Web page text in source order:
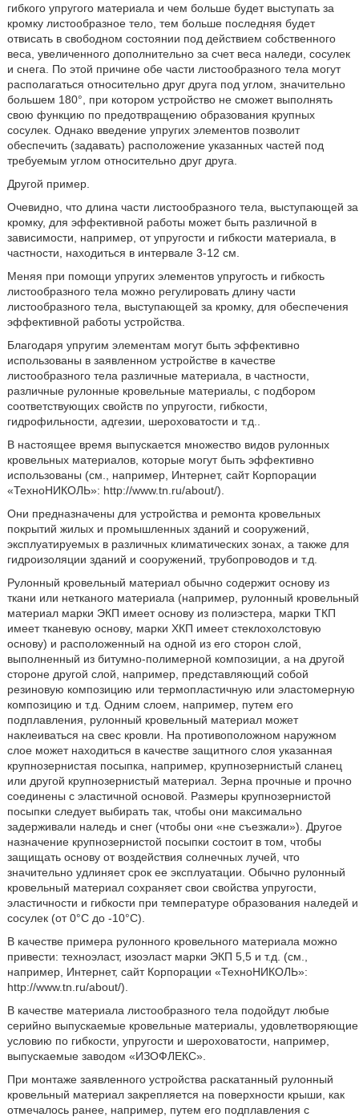
гибкого упругого материала и чем больше будет выступать за
кромку листообразное тело, тем больше последняя будет
отвисать в свободном состоянии под действием собственного
веса, увеличенного дополнительно за счет веса наледи, сосулек
и снега. По этой причине обе части листообразного тела могут
располагаться относительно друг друга под углом, значительно
большем 180°, при котором устройство не сможет выполнять
свою функцию по предотвращению образования крупных
сосулек. Однако введение упругих элементов позволит
обеспечить (задавать) расположение указанных частей под
требуемым углом относительно друг друга.
Другой пример.
Очевидно, что длина части листообразного тела, выступающей за
кромку, для эффективной работы может быть различной в
зависимости, например, от упругости и гибкости материала, в
частности, находиться в интервале 3-12 см.
Меняя при помощи упругих элементов упругость и гибкость
листообразного тела можно регулировать длину части
листообразного тела, выступающей за кромку, для обеспечения
эффективной работы устройства.
Благодаря упругим элементам могут быть эффективно
использованы в заявленном устройстве в качестве
листообразного тела различные материала, в частности,
различные рулонные кровельные материалы, с подбором
соответствующих свойств по упругости, гибкости,
гидрофильности, адгезии, шероховатости и т.д..
В настоящее время выпускается множество видов рулонных
кровельных материалов, которые могут быть эффективно
использованы (см., например, Интернет, сайт Корпорации
«ТехноНИКОЛЬ»: http://www.tn.ru/about/).
Они предназначены для устройства и ремонта кровельных
покрытий жилых и промышленных зданий и сооружений,
эксплуатируемых в различных климатических зонах, а также для
гидроизоляции зданий и сооружений, трубопроводов и т.д.
Рулонный кровельный материал обычно содержит основу из
ткани или нетканого материала (например, рулонный кровельный
материал марки ЭКП имеет основу из полиэстера, марки ТКП
имеет тканевую основу, марки ХКП имеет стеклохолстовую
основу) и расположенный на одной из его сторон слой,
выполненный из битумно-полимерной композиции, а на другой
стороне другой слой, например, представляющий собой
резиновую композицию или термопластичную или эластомерную
композицию и т.д. Одним слоем, например, путем его
подплавления, рулонный кровельный материал может
наклеиваться на свес кровли. На противоположном наружном
слое может находиться в качестве защитного слоя указанная
крупнозернистая посыпка, например, крупнозернистый сланец
или другой крупнозернистый материал. Зерна прочные и прочно
соединены с эластичной основой. Размеры крупнозернистой
посыпки следует выбирать так, чтобы они максимально
задерживали наледь и снег (чтобы они «не съезжали»). Другое
назначение крупнозернистой посыпки состоит в том, чтобы
защищать основу от воздействия солнечных лучей, что
значительно удлиняет срок ее эксплуатации. Обычно рулонный
кровельный материал сохраняет свои свойства упругости,
эластичности и гибкости при температуре образования наледей и
сосулек (от 0°С до -10°С).
В качестве примера рулонного кровельного материала можно
привести: техноэласт, изоэласт марки ЭКП 5,5 и т.д. (см.,
например, Интернет, сайт Корпорации «ТехноНИКОЛЬ»:
http://www.tn.ru/about/).
В качестве материала листообразного тела подойдут любые
серийно выпускаемые кровельные материалы, удовлетворяющие
условию по гибкости, упругости и шероховатости, например,
выпускаемые заводом «ИЗОФЛЕКС».
При монтаже заявленного устройства раскатанный рулонный
кровельный материал закрепляется на поверхности крыши, как
отмечалось ранее, например, путем его подплавления с